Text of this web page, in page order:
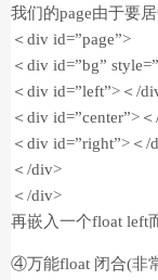
我们的page由于要
＜div id=”page”>
＜div id=”bg”
＜div id=”left”>＜/
＜div id=”center”>
＜div id=”right”>＜/
＜/div>
＜/div>
再嵌入一个float left
④万能float 闭合(非